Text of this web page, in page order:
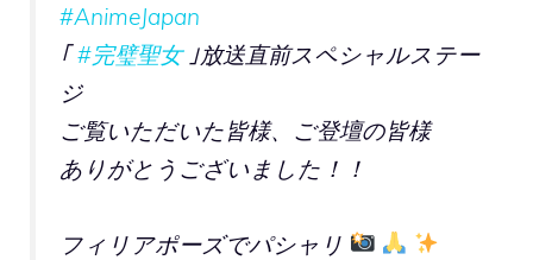
#AnimeJapan
｢#完璧聖女｣放送直前スペシャルステー
ジ
ご覧いただいた皆様、ご登壇の皆様
ありがとうございました！！
フィリアポーズでパシャリ